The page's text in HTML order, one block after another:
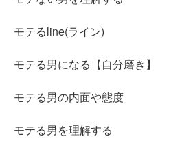
モテるline(ライン)
モテる男になる【自分磨き】
モテる男の内面や態度
モテる男を理解する